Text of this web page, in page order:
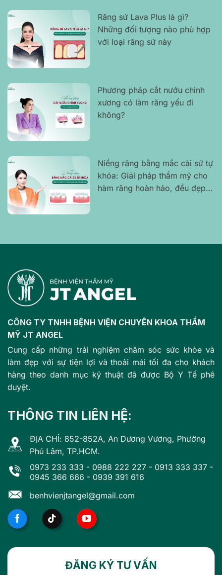
Răng sứ Lava Plus là gì?
Những đối tượng nào phù hợp
với loại răng sứ này
Phương pháp cắt nướu chỉnh
xương có làm răng yếu đi
không?
Niềng răng bằng mắc cài sứ tự
khóa: Giải pháp thẩm mỹ cho
hàm răng hoàn hảo, đều đẹp,
CÔNG TY TNHH BỆNH VIỆN CHUYÊN KHOA THẨM
MỸ JT ANGEL
Cung cấp những trải nghiệm chăm sóc sức khỏe và
làm đẹp với sự tiện lợi và thoải mái tối đa cho khách
hàng theo danh mục kỹ thuật đã được Bộ Y Tế phê
duyệt.
THÔNG TIN LIÊN HỆ:
ĐỊA CHỈ: 852-852A, An Dương Vương, Phường
Phú Lâm, TP.HCM.
0973 233 333 - 0988 222 227 - 0913 333 337 -
0945 366 666 - 0939 391 616
benhvienjtangel@gmail.com
ĐĂNG KÝ TƯ VẤN